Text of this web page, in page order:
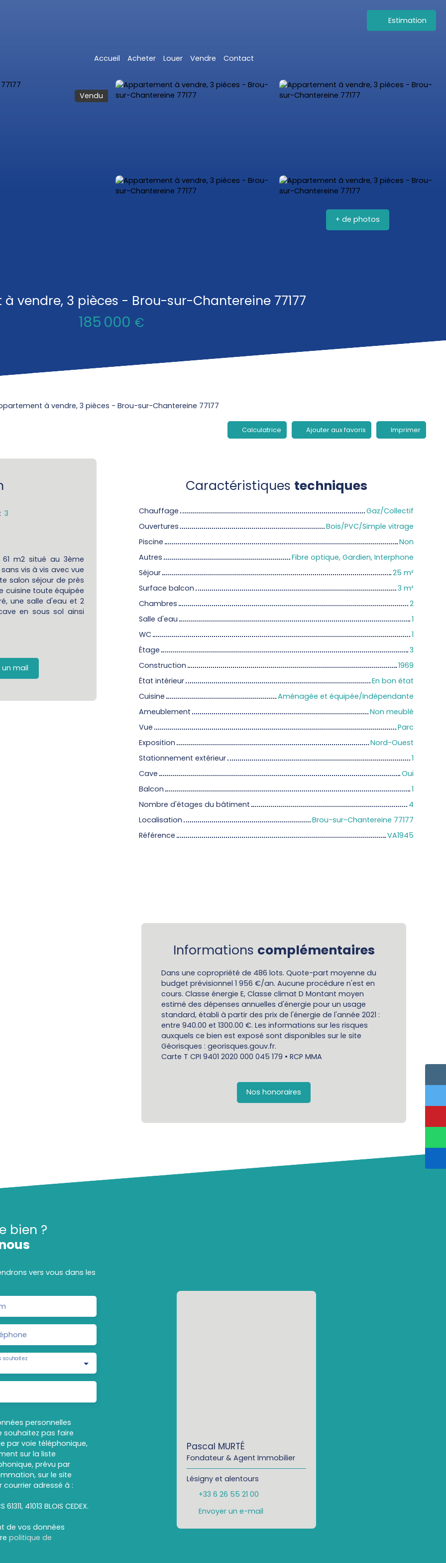
Estimation
Accueil Acheter Louer Vendre Contact
Vendu
+ de photos
vendre, 3 pièces - Brou-sur-Chantereine 77177
185 000 €
à vendre, 3 pièces - Brou-sur-Chantereine 77177
Calculatrice Ajouter aux favoris Imprimer
3
m2 situé au 3ème
vis à vis avec vue
salon séjour de près
cuisine toute équipée
une salle d'eau et 2
en sous sol ainsi
un mail
Caractéristiques techniques
Chauffage
Gaz/Collectif
Ouvertures
Bois/PVC/Simple vitrage
Piscine
Non
Autres
Fibre optique, Gardien, Interphone
Séjour
25 m²
Surface balcon
3 m²
Chambres
2
Salle d'eau
1
WC
1
Étage
3
Construction
1969
État intérieur
En bon état
Cuisine
Aménagée et équipée/Indépendante
Ameublement
Non meublé
Vue
Parc
Exposition
Nord-Ouest
Stationnement extérieur
1
Cave
Oui
Balcon
1
Nombre d'étages du bâtiment
4
Localisation
Brou-sur-Chantereine 77177
Référence
VA1945
Informations complémentaires
Dans une copropriété de 486 lots. Quote-part moyenne du
budget prévisionnel 1 956 €/an. Aucune procédure n'est en
cours. Classe énergie E, Classe climat D Montant moyen
estimé des dépenses annuelles d'énergie pour un usage
standard, établi à partir des prix de l'énergie de l'année 2021 :
entre 940.00 et 1300.00 €. Les informations sur les risques
auxquels ce bien est exposé sont disponibles sur le site
Géorisques : georisques.gouv.fr.
Carte T CPI 9401 2020 000 045 179 • RCP MMA
Nos honoraires
bien ?
vers vous dans les
souhaitez
personnelles
souhaitez pas faire
par voie téléphonique,
sur la liste
prévu par
sur le site
adressé à :
41013 BLOIS CEDEX.
de vos données
politique de
Pascal MURTÉ
Fondateur & Agent Immobilier
Lésigny et alentours
+33 6 26 55 21 00
Envoyer un e-mail